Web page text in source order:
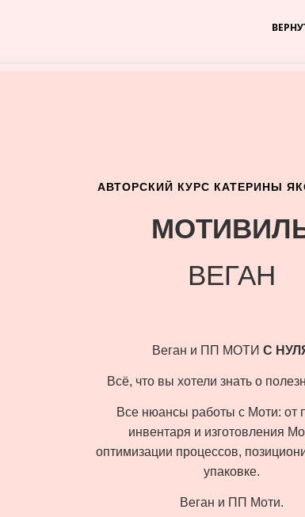
АВТОРСКИЙ КУРС КАТЕРИНЫ
ВЕГАН
Веган и ПП МОТИ С
Всё, что вы хотели знать о
Все нюансы работы с Моти: от
инвентаря и изготовления
оптимизации процессов,
упаковке.
Веган и ПП Моти.